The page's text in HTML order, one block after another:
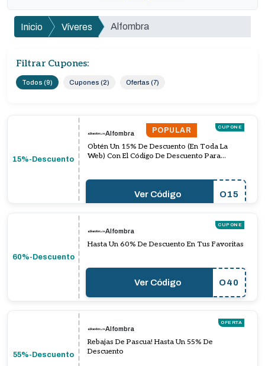
Inicio Víveres Alfombra
Filtrar Cupones:
Todos (9) Cupones (2) Ofertas (7)
15%-Descuento
POPULAR CUPONE
Alfombra
Obtén Un 15% De Descuento (En Toda La
Web) Con El Código De Descuento Para
Ver Código O15
60%-Descuento
CUPONE
Alfombra
Hasta Un 60% De Descuento En Tus Favoritas
Ver Código O40
55%-Descuento
OFERTA
Alfombra
Rebajas De Pascua! Hasta Un 55% De
Descuento